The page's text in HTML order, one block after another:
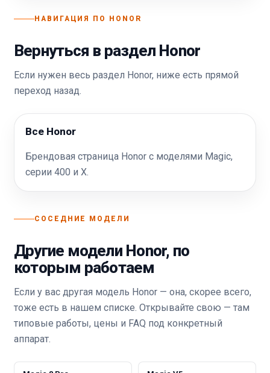
НАВИГАЦИЯ ПО HONOR
Вернуться в раздел Honor
Если нужен весь раздел Honor, ниже есть прямой
переход назад.
Все Honor
Брендовая страница Honor с моделями Magic,
серии 400 и X.
СОСЕДНИЕ МОДЕЛИ
Другие модели Honor, по
которым работаем
Если у вас другая модель Honor — она, скорее всего,
тоже есть в нашем списке. Открывайте свою — там
типовые работы, цены и FAQ под конкретный
аппарат.